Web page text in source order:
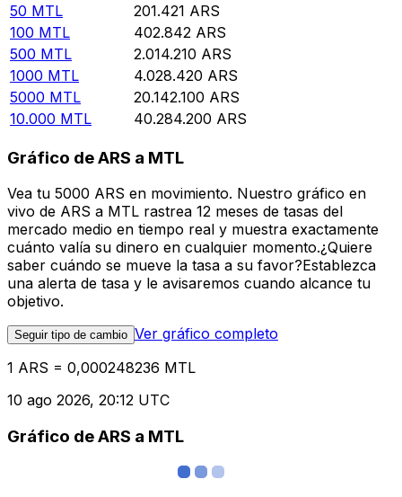
50 MTL 201.421 ARS
100 MTL 402.842 ARS
500 MTL 2.014.210 ARS
1000 MTL 4.028.420 ARS
5000 MTL 20.142.100 ARS
10.000 MTL 40.284.200 ARS
Gráfico de ARS a MTL
Vea tu 5000 ARS en movimiento. Nuestro gráfico en
vivo de ARS a MTL rastrea 12 meses de tasas del
mercado medio en tiempo real y muestra exactamente
cuánto valía su dinero en cualquier momento.¿Quiere
saber cuándo se mueve la tasa a su favor?Establezca
una alerta de tasa y le avisaremos cuando alcance tu
objetivo.
Seguir tipo de cambio Ver gráfico completo
1 ARS = 0,000248236 MTL
10 ago 2026, 20:12 UTC
Gráfico de ARS a MTL